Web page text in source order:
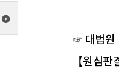
☞ 대법원
【원심